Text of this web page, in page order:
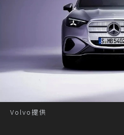
Volvo提供